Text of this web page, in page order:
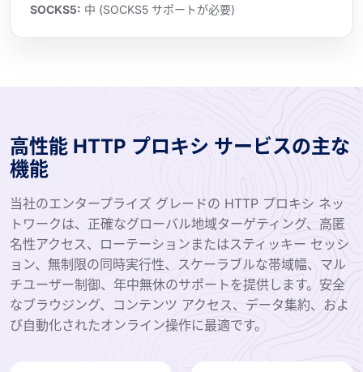
SOCKS5: 中 (SOCKS5 サポートが必要)
高性能 HTTP プロキシ サービスの主な
機能
当社のエンタープライズ グレードの HTTP プロキシ ネッ
トワークは、正確なグローバル地域ターゲティング、高匿
名性アクセス、ローテーションまたはスティッキー セッシ
ョン、無制限の同時実行性、スケーラブルな帯域幅、マル
チユーザー制御、年中無休のサポートを提供します。安全
なブラウジング、コンテンツ アクセス、データ集約、およ
び自動化されたオンライン操作に最適です。